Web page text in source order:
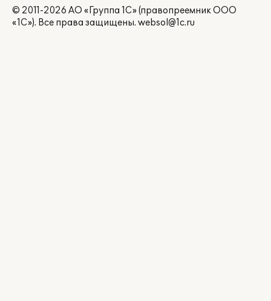
© 2011-2026 АО «Группа 1С» (правопреемник ООО
«1С»). Все права защищены. websol@1c.ru